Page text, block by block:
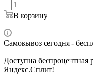
В корзину
Самовывоз сегодня -
Доступна беспроцентная
Яндекс.Сплит!